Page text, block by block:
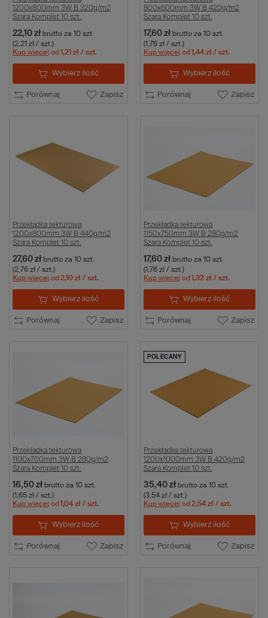
1200x800mm 3W B 320g/m2
Szara Komplet 10 szt.
22,10 zł brutto za 10 szt.
(2,21 zł / szt.)
Kup więcej od 1,21 zł / szt.
Porównaj Zapisz
Wybierz ilość
800x600mm 3W B 420g/m2
Szara Komplet 10 szt.
17,60 zł brutto za 10 szt.
(1,76 zł / szt.)
Kup więcej od 1,44 zł / szt.
Porównaj Zapisz
Wybierz ilość
Przekładka tekturowa
1200x800mm 3W B 440g/m2
Szara Komplet 10 szt.
27,60 zł brutto za 10 szt.
(2,76 zł / szt.)
Kup więcej od 2,10 zł / szt.
Porównaj Zapisz
Wybierz ilość
Przekładka tekturowa
1150x750mm 3W B 280g/m2
Szara Komplet 10 szt.
17,60 zł brutto za 10 szt.
(1,76 zł / szt.)
Kup więcej od 1,32 zł / szt.
Porównaj Zapisz
Wybierz ilość
Przekładka tekturowa
1100x700mm 3W B 280g/m2
Szara Komplet 10 szt.
16,50 zł brutto za 10 szt.
(1,65 zł / szt.)
Kup więcej od 1,04 zł / szt.
Porównaj Zapisz
Wybierz ilość
POLECANY
Przekładka tekturowa
1200x1000mm 3W B 420g/m2
Szara Komplet 10 szt.
35,40 zł brutto za 10 szt.
(3,54 zł / szt.)
Kup więcej od 2,54 zł / szt.
Porównaj Zapisz
Wybierz ilość